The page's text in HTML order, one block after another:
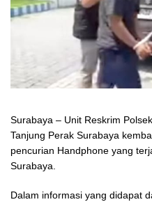
Surabaya – Unit Reskrim
Tanjung Perak Surabaya
pencurian Handphone yang
Surabaya.
Dalam informasi yang didapat